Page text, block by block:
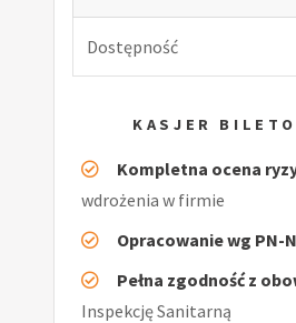
Dostępność
KASJER
Kompletna ocena
wdrożenia w firmie
Opracowanie wg PN-
Pełna zgodność z
Inspekcję Sanitarną